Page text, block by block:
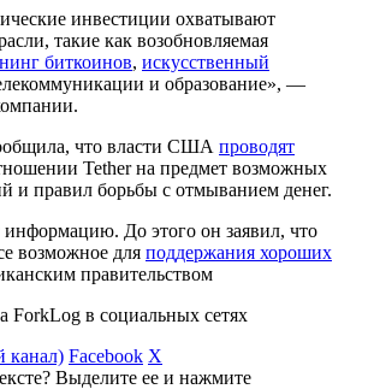
инвестиции охватывают
такие как возобновляемая
биткоинов, искусственный
и образование», —
что власти США проводят
Tether на предмет возможных
и правил борьбы с отмыванием денег.
До этого он заявил, что
возможное для поддержания хороших
правительством
ForkLog в социальных сетях
канал) Facebook X
Выделите ее и нажмите